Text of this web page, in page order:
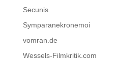
Secunis
Symparanekronemoi
vomran.de
Wessels-Filmkritik.com